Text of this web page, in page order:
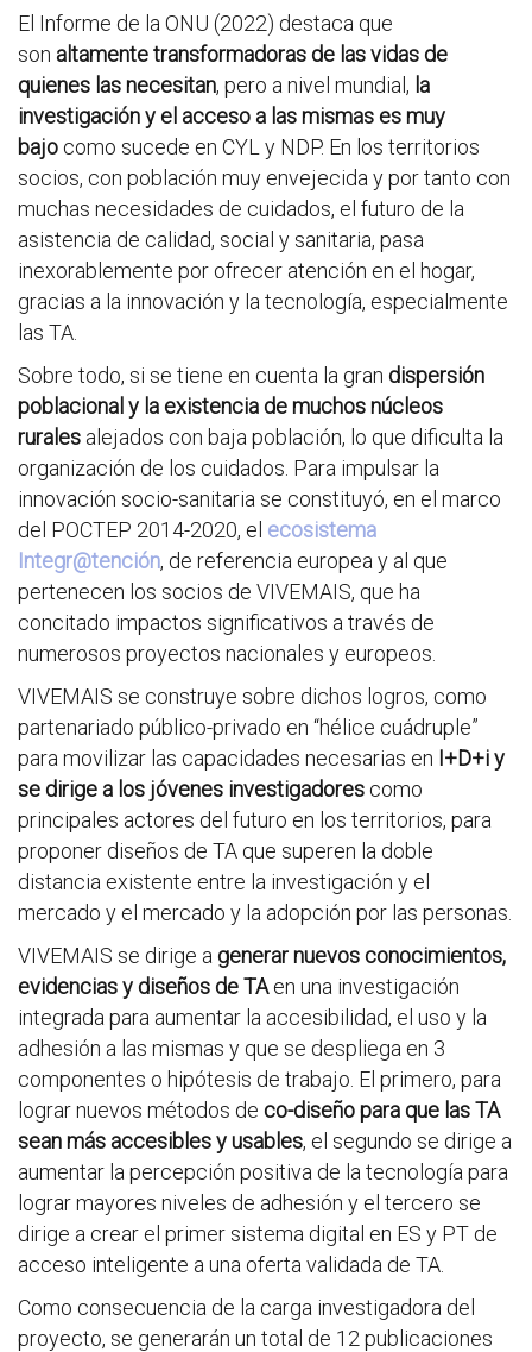
El Informe de la ONU (2022) destaca que
son altamente transformadoras de las vidas de
quienes las necesitan, pero a nivel mundial, la
investigación y el acceso a las mismas es muy
bajocomo sucede en CYL y NDP. En los territorios
socios, con población muy envejecida y por tanto con
muchas necesidades de cuidados, el futuro de la
asistencia de calidad, social y sanitaria, pasa
inexorablemente por ofrecer atención en el hogar,
gracias a la innovación y la tecnología, especialmente
las TA.
Sobre todo, si se tiene en cuenta la gran dispersión
poblacional y la existencia de muchos núcleos
rurales alejados con baja población, lo que dificulta la
organización de los cuidados. Para impulsar la
innovación socio-sanitaria se constituyó, en el marco
del POCTEP 2014-2020, el ecosistema
Integr@tención, de referencia europea y al que
pertenecen los socios de VIVEMAIS, que ha
concitado impactos significativos a través de
numerosos proyectos nacionales y europeos.
VIVEMAIS se construye sobre dichos logros, como
partenariado público-privado en “hélice cuádruple”
para movilizar las capacidades necesarias en I+D+i y
se dirige a los jóvenes investigadorescomo
principales actores del futuro en los territorios, para
proponer diseños de TA que superen la doble
distancia existente entre la investigación y el
mercado y el mercado y la adopción por las personas.
VIVEMAIS se dirige a generar nuevos conocimientos,
evidencias y diseños de TAen una investigación
integrada para aumentar la accesibilidad, el uso y la
adhesión a las mismas y que se despliega en 3
componentes o hipótesis de trabajo. El primero, para
lograr nuevos métodos de co-diseño para que las TA
sean más accesibles y usables, el segundo se dirige a
aumentar la percepción positiva de la tecnología para
lograr mayores niveles de adhesión y el tercero se
dirige a crear el primer sistema digital en ES y PT de
acceso inteligente a una oferta validada de TA.
Como consecuencia de la carga investigadora del
proyecto, se generarán un total de 12 publicaciones